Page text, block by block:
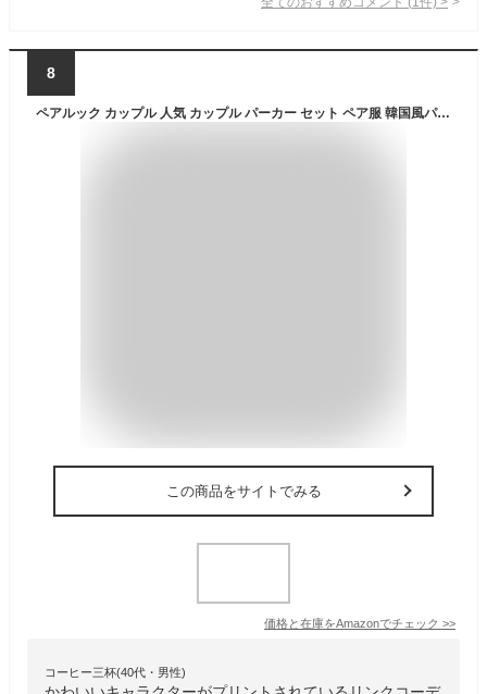
8
ペアルック カップル 人気 カップル パーカー セット ペア服 韓国風パーカー お揃い tシャツ おそろい服 カップル ペアグッズ カップル お揃い 服 カップル パーカー かわいい ペアルックtシャツ 母の日のプレゼントパジャマ 彼氏 プレゼント 黒パーカー ママ と ペアルック 父の日 の プレゼント アルバム カップル mka1285-WH-G-BJR-XL
この商品をサイトでみる
価格と在庫をAmazonでチェック >>
コーヒー三杯(40代・男性)